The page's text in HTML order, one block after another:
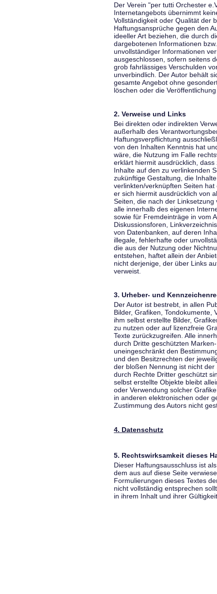
Der Verein "per tutti Orchester
Internetangebots übernimmt
Vollständigkeit oder Qualität der
Haftungsansprüche gegen den
ideeller Art beziehen, die durch
dargebotenen Informationen
unvollständiger Informationen
ausgeschlossen, sofern seitens
grob fahrlässiges Verschulden
unverbindlich. Der Autor behält
gesamte Angebot ohne
löschen oder die
2. Verweise und Links
Bei direkten oder indirekten
außerhalb des
Haftungsverpflichtung
von den Inhalten Kenntnis hat
wäre, die Nutzung im Falle
erklärt hiermit ausdrücklich,
Inhalte auf den zu verlinkenden
zukünftige Gestaltung, die
verlinkten/verknüpften Seiten
er sich hiermit ausdrücklich von
Seiten, die nach der
alle innerhalb des eigenen
sowie für Fremdeinträge in vom
Diskussionsforen,
von Datenbanken, auf deren
illegale, fehlerhafte oder
die aus der Nutzung oder
entstehen, haftet allein der
nicht derjenige, der über Links
verweist.
3. Urheber- und
Der Autor ist bestrebt, in allen
Bilder, Grafiken, Tondokumente,
ihm selbst erstellte Bilder,
zu nutzen oder auf lizenzfreie
Texte zurückzugreifen. Alle
durch Dritte geschützten
uneingeschränkt den
und den Besitzrechten der
der bloßen Nennung ist nicht
durch Rechte Dritter geschützt
selbst erstellte Objekte bleibt
oder Verwendung solcher
in anderen elektronischen oder
Zustimmung des Autors nicht
4. Datenschutz
5. Rechtswirksamkeit dieses
Dieser Haftungsausschluss ist
dem aus auf diese Seite
Formulierungen dieses Textes
nicht vollständig entsprechen
in ihrem Inhalt und ihrer